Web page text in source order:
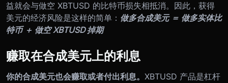
益就会与做空 XBTUSD 的比特币损失相抵消。 因此，获得
美元的经济风险是这样的简单： 做多合成美元 ＝ 做多实体比
特币 ＋ 做空 XBTUSD 掉期
赚取在合成美元上的利息
你的合成美元也会赚取或者付出利息。 XBTUSD 产品是杠杆